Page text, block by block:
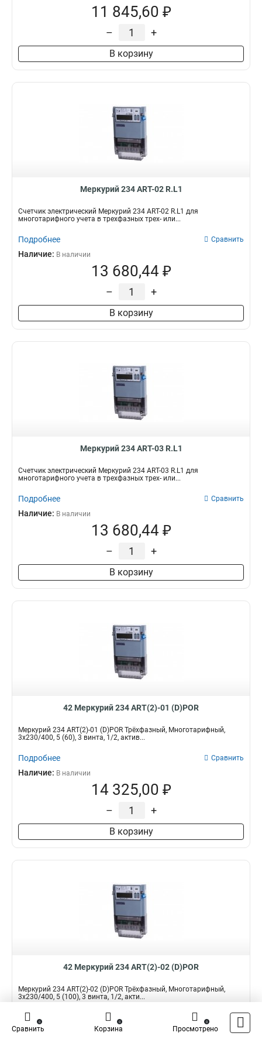
11 845,60 ₽
– +
В корзину
Mеркурий 234 ART-02 R.L1
Счетчик электрический Mеркурий 234 ART-02 R.L1 для
многотарифного учета в трехфазных трех- или...
Подробнее Сравнить
Наличие: В наличии
13 680,44 ₽
– +
В корзину
Mеркурий 234 ART-03 R.L1
Счетчик электрический Mеркурий 234 ART-03 R.L1 для
многотарифного учета в трехфазных трех- или...
Подробнее Сравнить
Наличие: В наличии
13 680,44 ₽
– +
В корзину
42 Меркурий 234 ART(2)-01 (D)POR
Меркурий 234 ART(2)-01 (D)POR Трёхфазный, Многотарифный,
3x230/400, 5 (60), 3 винта, 1/2, актив...
Подробнее Сравнить
Наличие: В наличии
14 325,00 ₽
– +
В корзину
42 Меркурий 234 ART(2)-02 (D)POR
Меркурий 234 ART(2)-02 (D)POR Трёхфазный, Многотарифный,
3x230/400, 5 (100), 3 винта, 1/2, акти...
Подробнее Сравнить
Наличие:
Сравнить
0
Корзина
0
Просмотрено
0